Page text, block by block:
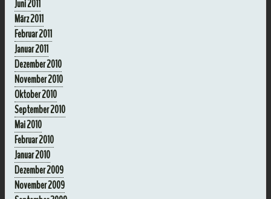
Juni 2011
März 2011
Februar 2011
Januar 2011
Dezember 2010
November 2010
Oktober 2010
September 2010
Mai 2010
Februar 2010
Januar 2010
Dezember 2009
November 2009